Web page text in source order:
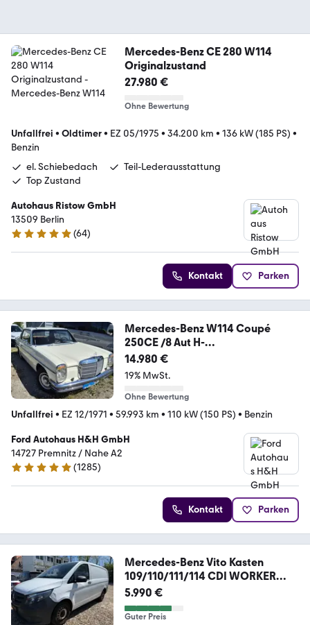
Mercedes-Benz CE 280 W114
Originalzustand
27.980 €
Ohne Bewertung
Unfallfrei • Oldtimer• EZ 05/1975 • 34.200 km • 136 kW (185 PS) •
Benzin
el. Schiebedach
Teil-Lederausstattung
Top Zustand
Autohaus Ristow GmbH
13509 Berlin
5 Sterne
(64)
Kontakt Parken
Mercedes-Benz W114 Coupé
250CE /8 Aut H-
Zulassung+Barock-Alu
14.980 €
19% MwSt.
Ohne Bewertung
Unfallfrei • EZ 12/1971 • 59.993 km • 110 kW (150 PS) • Benzin
Ford Autohaus H&H GmbH
14727 Premnitz / Nahe A2
4.9 Sterne
(1285)
Kontakt Parken
Mercedes-Benz Vito Kasten
109/110/111/114 CDI WORKER
FWD lang
5.990 €
Guter Preis